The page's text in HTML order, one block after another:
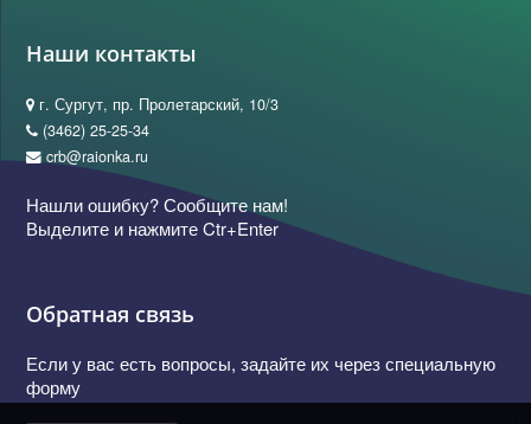
Наши контакты
г. Сургут, пр. Пролетарский, 10/3
(3462) 25-25-34
crb@raionka.ru
Нашли ошибку? Сообщите нам!
Выделите и нажмите Ctr+Enter
Обратная связь
Если у вас есть вопросы, задайте их через специальную
форму